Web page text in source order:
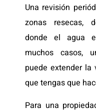
Una revisión
zonas resecas,
donde el agua
muchos casos,
puede extender
que tengas que
Para una